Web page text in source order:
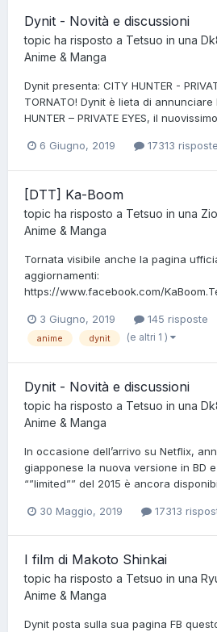
Dynit - Novità e discussioni
topic ha risposto a Tetsuo in una
Anime & Manga
Dynit presenta: CITY HUNTER -
TORNATO! Dynit è lieta di annunciare
HUNTER – PRIVATE EYES, il
6 Giugno, 2019 17313 risposte
[DTT] Ka-Boom
topic ha risposto a Tetsuo in una
Anime & Manga
Tornata visibile anche la pagina
aggiornamenti:
https://www.facebook.com/
3 Giugno, 2019 145 risposte
anime dynit (e altri 1 )
Dynit - Novità e discussioni
topic ha risposto a Tetsuo in una
Anime & Manga
In occasione dell’arrivo su Netflix,
giapponese la nuova versione in BD
“”limited”” del 2015 è ancora
30 Maggio, 2019 17313
I film di Makoto Shinkai
topic ha risposto a Tetsuo in una
Anime & Manga
Dynit posta sulla sua pagina FB